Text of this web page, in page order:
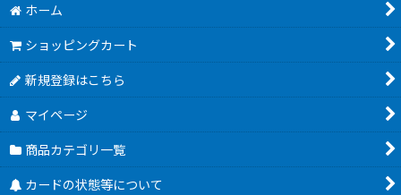
ホーム
ショッピングカート
新規登録はこちら
マイページ
商品カテゴリ一覧
カードの状態等について